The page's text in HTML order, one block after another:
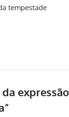
tempestade
expressão